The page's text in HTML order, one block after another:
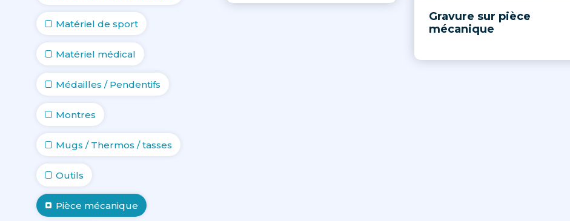
Matériel de sport
Matériel médical
Médailles / Pendentifs
Montres
Mugs / Thermos / tasses
Outils
Pièce mécanique
Gravure sur pièce
mécanique